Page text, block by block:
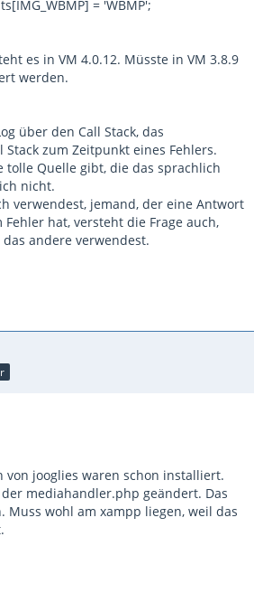
= 'WBMP';
es in VM 4.0.12. Müsste in VM 3.8.9
werden.
über den Call Stack, das
Stack zum Zeitpunkt eines Fehlers.
tolle Quelle gibt, die das sprachlich
nicht.
verwendest, jemand, der eine Antwort
hat, versteht die Frage auch,
andere verwendest.
von jooglies waren schon installiert.
mediahandler.php geändert. Das
Muss wohl am xampp liegen, weil das